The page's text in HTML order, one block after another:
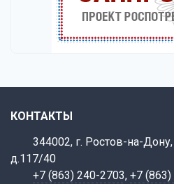
КОНТАКТЫ
344002, г. Ростов-на-
д.117/40
+7 (863) 240-2703, +7